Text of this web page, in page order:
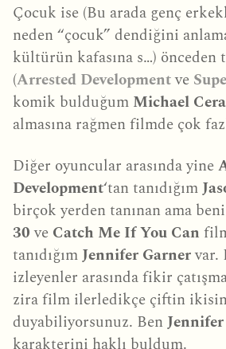
Çocuk ise (Bu arada genç
neden “çocuk” dendiğini
kültürün kafasına s…) önceden
(Arrested Developmentve
komik bulduğum Michael Cera
almasına rağmen filmde çok
Diğer oyuncular arasında yine
Development‘tan tanıdığım
birçok yerden tanınan ama
30ve Catch Me If You Can
tanıdığımJennifer Garner
izleyenler arasında fikir
zira film ilerledikçe çiftin
duyabiliyorsunuz. Ben